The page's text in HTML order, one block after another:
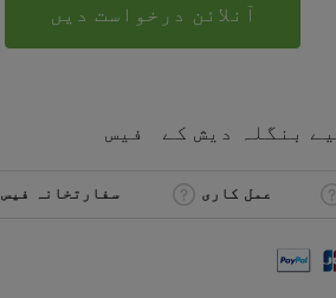
آنلائن درخواست دیں
بنگلہ دیش کے فیس
عمل کاری سفارتخانہ فیس